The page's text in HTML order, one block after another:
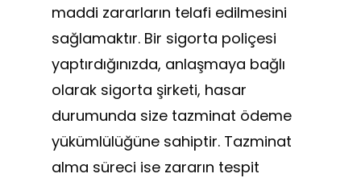
maddi zararların telafi edilmesini
sağlamaktır. Bir sigorta poliçesi
yaptırdığınızda, anlaşmaya bağlı
olarak sigorta şirketi, hasar
durumunda size tazminat ödeme
yükümlülüğüne sahiptir. Tazminat
alma süreci ise zararın tespit